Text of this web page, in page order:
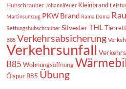
Hubschrauber Johannifeuer Kleinbrand
Martinsumzug PKW Brand Rama Dama
Rettungshubschrauber Silvester THL
B85 Verkehrsabsicherung
Verkehrsunfall
B85 Wohnungsöffnung
Ölspur B85 Übung